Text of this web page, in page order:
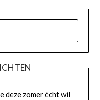
deze zomer écht wil